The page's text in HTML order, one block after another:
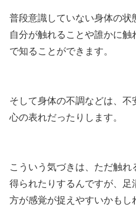
普段意識していない身体の状
自分が触れることや誰かに触
で知ることができます。
そして身体の不調などは、不
心の表れだったりします。
こういう気づきは、ただ触れ
得られたりするんですが、足
方が感覚が捉えやすいかもし